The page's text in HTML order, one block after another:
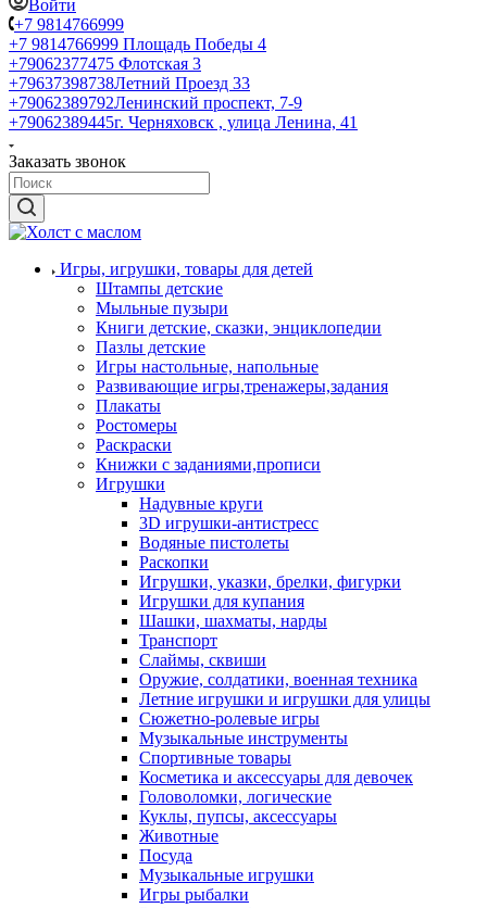
Войти
+7 9814766999
+7 9814766999 Площадь Победы 4
+79062377475 Флотская 3
+79637398738Летний Проезд 33
+79062389792Ленинский проспект, 7-9
+79062389445г. Черняховск , улица Ленина, 41
Заказать звонок
Игры, игрушки, товары для детей
Штампы детские
Мыльные пузыри
Книги детские, сказки, энциклопедии
Пазлы детские
Игры настольные, напольные
Развивающие игры,тренажеры,задания
Плакаты
Ростомеры
Раскраски
Книжки с заданиями,прописи
Игрушки
Надувные круги
3D игрушки-антистресс
Водяные пистолеты
Раскопки
Игрушки, указки, брелки, фигурки
Игрушки для купания
Шашки, шахматы, нарды
Транспорт
Слаймы, сквиши
Оружие, солдатики, военная техника
Летние игрушки и игрушки для улицы
Сюжетно-ролевые игры
Музыкальные инструменты
Спортивные товары
Косметика и аксессуары для девочек
Головоломки, логические
Куклы, пупсы, аксессуары
Животные
Посуда
Музыкальные игрушки
Игры рыбалки